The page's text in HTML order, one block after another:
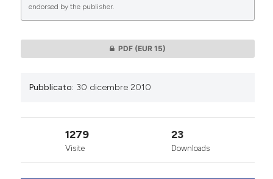
0 0
endorsed by the publisher.
PDF (EUR 15)
Pubblicato: 30 dicembre 2010
1279
Visite
23
Downloads